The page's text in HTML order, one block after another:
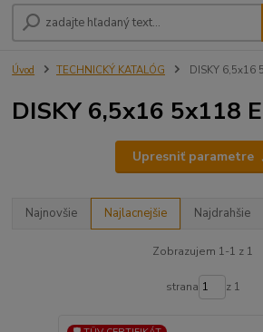
Úvod TECHNICKÝ KATALÓG DISKY 6,5x16
DISKY 6,5x16 5x118
Upresniť parametre
Najnovšie Najlacnejšie Najdrahšie
Zobrazujem 1-1 z 1
strana z 1